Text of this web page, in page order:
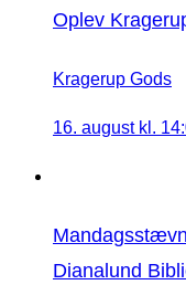
Oplev
Kragerup Gods
16. august kl.
Dianalund